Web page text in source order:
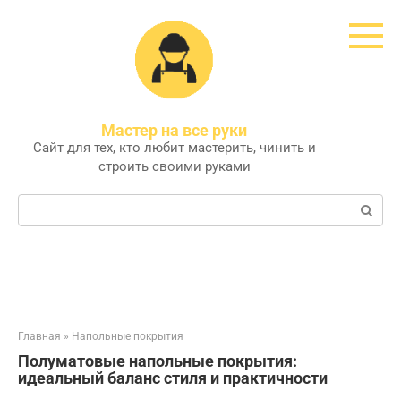
Мастер на все руки
Сайт для тех, кто любит мастерить, чинить и
строить своими руками
Поиск:
Главная » Напольные покрытия
Полуматовые напольные покрытия:
идеальный баланс стиля и практичности